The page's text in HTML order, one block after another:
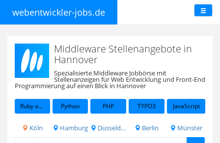
webentwickler-jobs.de
Middleware Stellenangebote in
Hannover
Spezialisierte Middleware Jobbörse mit
Stellenanzeigen für Web Entwicklung und Front-End
Programmierung auf einen Blick in Hannover
Ruby on Rails Python PHP TYPO3 JavaScript
Köln Hamburg Düsseldorf Berlin Münster